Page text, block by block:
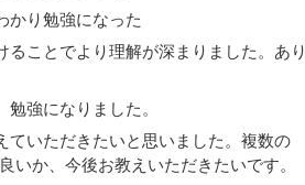
かり勉強になった
ことでより理解が深まりました。あり
強になりました。
ていただきたいと思いました。複数の
か、今後お教えいただきたいです。